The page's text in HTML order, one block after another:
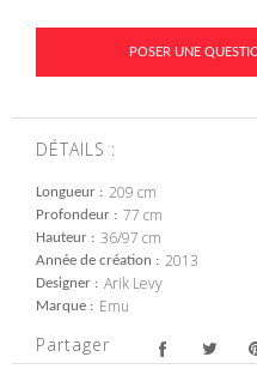
POSER UNE
DÉTAILS :
Longueur 209 cm
Profondeur 77 cm
Hauteur 36/97 cm
Année de création 2013
Designer Arik Levy
Marque Emu
Partager